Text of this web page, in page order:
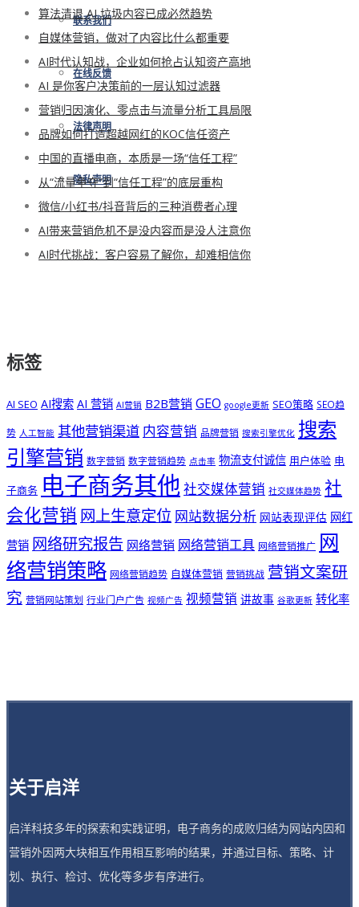
联系我们
在线反馈
法律声明
隐私声明
算法清退 AI 垃圾内容已成必然趋势
自媒体营销，做对了内容比什么都重要
AI时代认知战，企业如何抢占认知资产高地
AI 是你客户决策前的一层认知过滤器
营销归因演化、零点击与流量分析工具局限
品牌如何打造超越网红的KOC信任资产
中国的直播电商，本质是一场“信任工程”
从“流量争夺”到“信任工程”的底层重构
微信/小红书/抖音背后的三种消费者心理
AI带来营销危机不是没内容而是没人注意你
AI时代挑战：客户容易了解你，却难相信你
标签
AI SEO AI搜索 AI 营销 AI营销 B2B营销 GEO google更新 SEO策略 SEO趋
势 人工智能 其他营销渠道 内容营销 品牌营销 搜索引擎优化 搜索
引擎营销 数字营销 数字营销趋势 点击率 物流支付诚信 用户体验 电
子商务 电子商务其他社交媒体营销 社交媒体趋势 社
会化营销 网上生意定位 网站数据分析 网站表现评估 网红
营销 网络研究报告 网络营销 网络营销工具 网络营销推广 网
络营销策略 网络营销趋势 自媒体营销 营销挑战 营销文案研
究 营销网站策划 行业门户广告 视频广告 视频营销 讲故事 谷歌更新 转化率
关于启洋
启洋科技多年的探索和实践证明，电子商务的成败归结为网站内因和
营销外因两大块相互作用相互影响的结果，并通过目标、策略、计
划、执行、检讨、优化等多步有序进行。